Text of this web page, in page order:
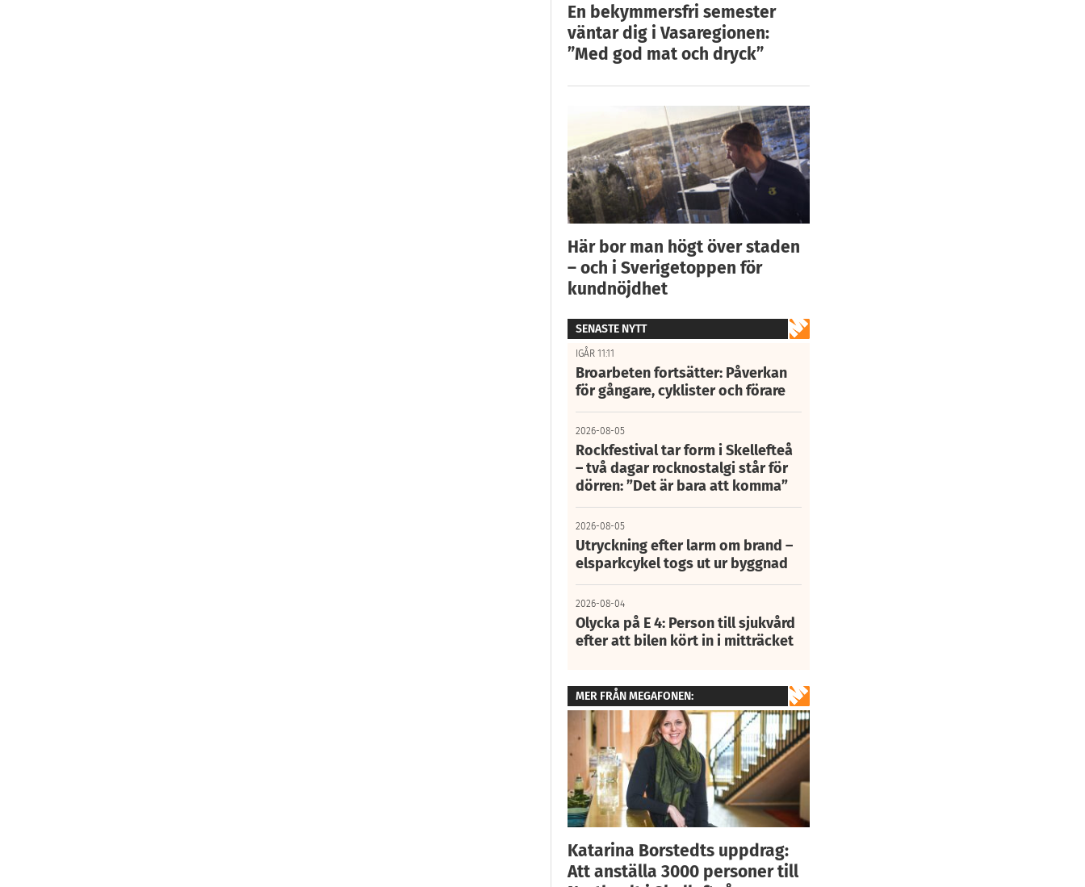
En bekymmersfri semester
väntar dig i Vasaregionen:
”Med god mat och dryck”
Här bor man högt över staden
– och i Sverigetoppen för
kundnöjdhet
SENASTE NYTT
IGÅR 11:11
Broarbeten fortsätter: Påverkan
för gångare, cyklister och förare
2026-08-05
Rockfestival tar form i Skellefteå
– två dagar rocknostalgi står för
dörren: ”Det är bara att komma”
2026-08-05
Utryckning efter larm om brand –
elsparkcykel togs ut ur byggnad
2026-08-04
Olycka på E 4: Person till sjukvård
efter att bilen kört in i mitträcket
MER FRÅN MEGAFONEN:
Katarina Borstedts uppdrag:
Att anställa 3000 personer till